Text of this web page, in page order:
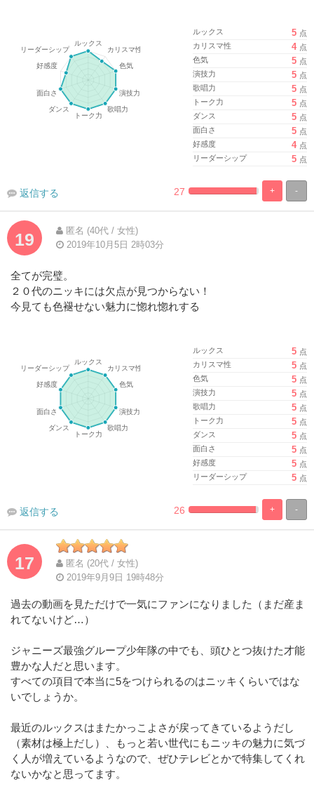
ルックス 5 点
カリスマ性
4 点
色気
5 点
演技力
5 点
歌唱力
5 点
トーク力
5 点
ダンス
5 点
面白さ
5 点
好感度
4 点
リーダーシップ
5 点
-
+
%
100%
27
返信する
19
匿名 (40代 / 女性)
2019年10月5日 2時03分
全てが完璧。
２０代のニッキには欠点が見つからない！
今見ても色褪せない魅力に惚れ惚れする
ルックス 5 点
カリスマ性
5 点
色気
5 点
演技力
5 点
歌唱力
5 点
トーク力
5 点
ダンス
5 点
面白さ
5 点
好感度
5 点
リーダーシップ
5 点
-
+
%
100%
26
返信する
17
匿名 (20代 / 女性)
2019年9月9日 19時48分
過去の動画を見ただけで一気にファンになりました（まだ産ま
れてないけど…）
ジャニーズ最強グループ少年隊の中でも、頭ひとつ抜けた才能
豊かな人だと思います。
すべての項目で本当に5をつけられるのはニッキくらいではな
いでしょうか。
最近のルックスはまたかっこよさが戻ってきているようだし
（素材は極上だし）、もっと若い世代にもニッキの魅力に気づ
く人が増えているようなので、ぜひテレビとかで特集してくれ
ないかなと思ってます。